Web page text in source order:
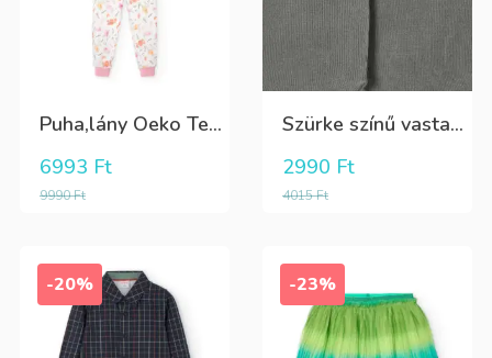
Puha,lány Oeko Tex bio pamut hosszú pizsama
9990Ft
6993 Ft
Szürke színű vastag puha harisnya
4015Ft
2990 Ft
-20% -23%